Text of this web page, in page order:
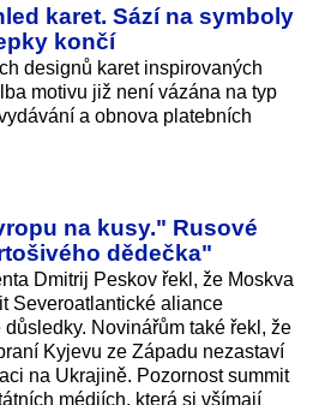
karet. Sází na symboly
končí
designů karet inspirovaných
motivu již není vázána na typ
a obnova platebních
na kusy." Rusové
dědečka"
Dmitrij Peskov řekl, že Moskva
Severoatlantické aliance
Novinářům také řekl, že
Kyjevu ze Západu nezastaví
na Ukrajině. Pozornost summit
médiích, která si všímají